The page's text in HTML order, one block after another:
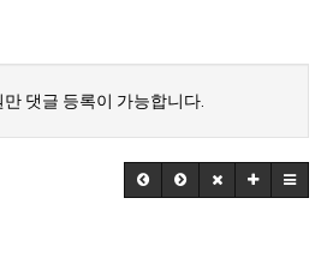
댓글 등록이 가능합니다.